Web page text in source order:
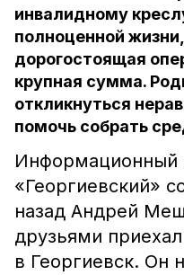
инвалидному
полноценной
дорогостоящая
крупная сумма.
откликнуться
помочь собрать
Информационный
«Георгиевский»
назад Андрей
друзьями
в Георгиевск. Он